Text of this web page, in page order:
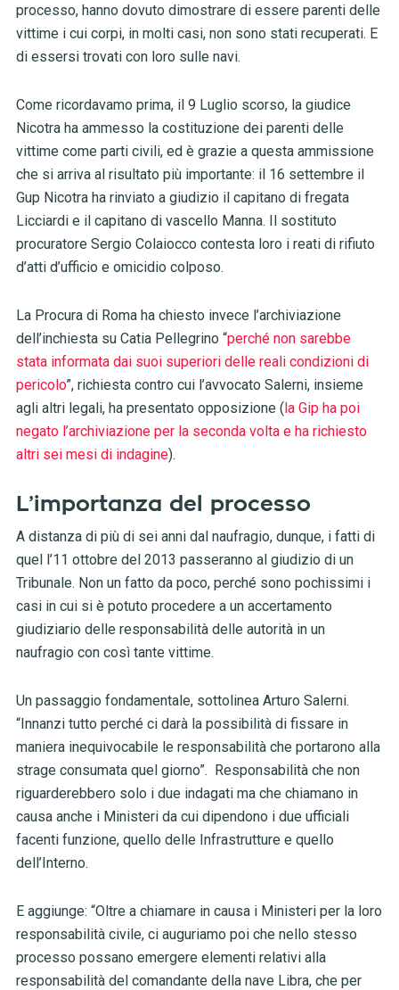
processo, hanno dovuto dimostrare di essere parenti delle
vittime i cui corpi, in molti casi, non sono stati recuperati. E
di essersi trovati con loro sulle navi.
Come ricordavamo prima, il 9 Luglio scorso, la giudice
Nicotra ha ammesso la costituzione dei parenti delle
vittime come parti civili, ed è grazie a questa ammissione
che si arriva al risultato più importante: il 16 settembre il
Gup Nicotra ha rinviato a giudizio il capitano di fregata
Licciardi e il capitano di vascello Manna. Il sostituto
procuratore Sergio Colaiocco contesta loro i reati di rifiuto
d’atti d’ufficio e omicidio colposo.
La Procura di Roma ha chiesto invece l’archiviazione
dell’inchiesta su Catia Pellegrino “perché non sarebbe
stata informata dai suoi superiori delle reali condizioni di
pericolo”, richiesta contro cui l’avvocato Salerni, insieme
agli altri legali, ha presentato opposizione (la Gip ha poi
negato l’archiviazione per la seconda volta e ha richiesto
altri sei mesi di indagine).
L’importanza del processo
A distanza di più di sei anni dal naufragio, dunque, i fatti di
quel l’11 ottobre del 2013 passeranno al giudizio di un
Tribunale. Non un fatto da poco, perché sono pochissimi i
casi in cui si è potuto procedere a un accertamento
giudiziario delle responsabilità delle autorità in un
naufragio con così tante vittime.
Un passaggio fondamentale, sottolinea Arturo Salerni.
“Innanzi tutto perché ci darà la possibilità di fissare in
maniera inequivocabile le responsabilità che portarono alla
strage consumata quel giorno”. Responsabilità che non
riguarderebbero solo i due indagati ma che chiamano in
causa anche i Ministeri da cui dipendono i due ufficiali
facenti funzione, quello delle Infrastrutture e quello
dell’Interno.
E aggiunge: “Oltre a chiamare in causa i Ministeri per la loro
responsabilità civile, ci auguriamo poi che nello stesso
processo possano emergere elementi relativi alla
responsabilità del comandante della nave Libra, che per